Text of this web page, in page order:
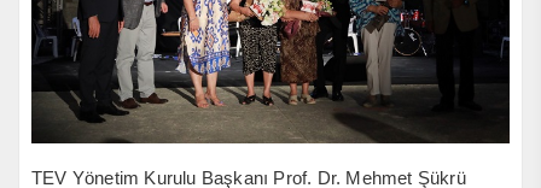
TEV Yönetim Kurulu Başkanı Prof. Dr. Mehmet Şükrü